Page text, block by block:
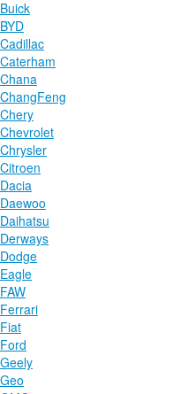
Buick
BYD
Cadillac
Caterham
Chana
ChangFeng
Chery
Chevrolet
Chrysler
Citroen
Dacia
Daewoo
Daihatsu
Derways
Dodge
Eagle
FAW
Ferrari
Fiat
Ford
Geely
Geo